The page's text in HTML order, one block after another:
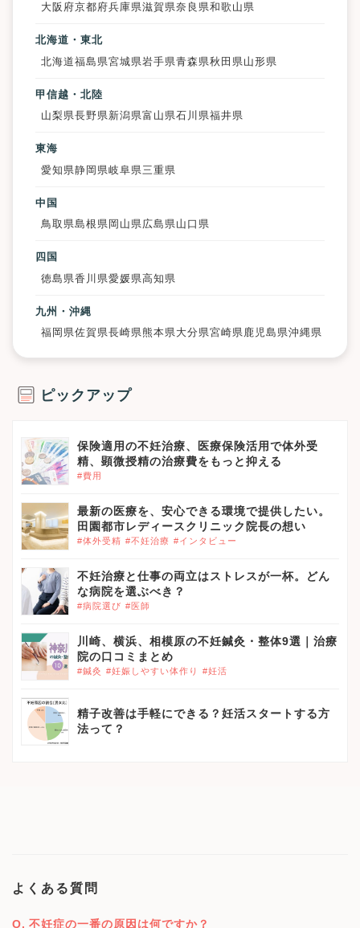
大阪府京都府兵庫県滋賀県奈良県和歌山県
北海道・東北
北海道福島県宮城県岩手県青森県秋田県 山形県
甲信越・北陸
山梨県長野県新潟県富山県石川県福井県
東海
愛知県静岡県岐阜県 三重県
中国
鳥取県島根県 岡山県広島県山口県
四国
徳島県香川県愛媛県高知県
九州・沖縄
福岡県佐賀県長崎県熊本県大分県宮崎県鹿児島県沖縄県
ピックアップ
保険適用の不妊治療、医療保険活用で体外受
精、顕微授精の治療費をもっと抑える
#費用
最新の医療を、安心できる環境で提供したい。
田園都市レディースクリニック院長の想い
#体外受精 #不妊治療 #インタビュー
不妊治療と仕事の両立はストレスが一杯。どん
な病院を選ぶべき？
#病院選び #医師
川崎、横浜、相模原の不妊鍼灸・整体9選｜治療
院の口コミまとめ
#鍼灸 #妊娠しやすい体作り #妊活
精子改善は手軽にできる？妊活スタートする方
法って？
よくある質問
不妊症の一番の原因は何ですか？